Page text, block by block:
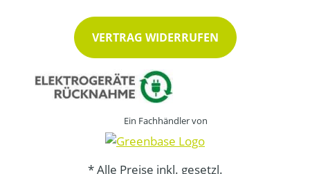
VERTRAG WIDERRUFEN
Ein Fachhändler von
* Alle Preise inkl. gesetzl.